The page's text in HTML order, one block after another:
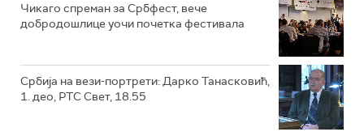
Чикаго спреман за Србфест, вече
добродошлице уочи почетка фестивала
Србија на вези-портрети: Дарко Танасковић,
1. део, РТС Свет, 18.55